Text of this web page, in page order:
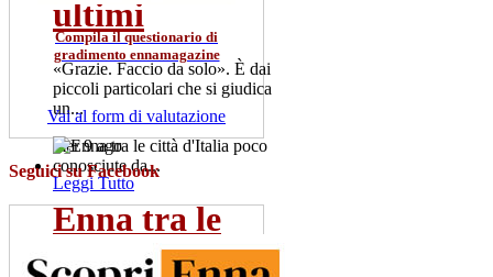
ultimi
«Grazie. Faccio da solo». È dai
piccoli particolari che si giudica
un...
mer 9 ago
Leggi Tutto
Enna tra le
città d'Italia
Compila il questionario di
gradimento ennamagazine
Vai al form di valutazione
Seguici su Facebook